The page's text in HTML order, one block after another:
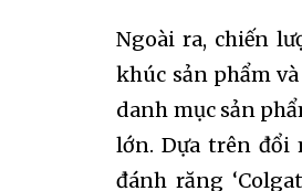
Join our
of the
Ngoài ra, chiến
khúc sản phẩm
danh mục sản
lớn. Dựa trên đổi
đánh răng